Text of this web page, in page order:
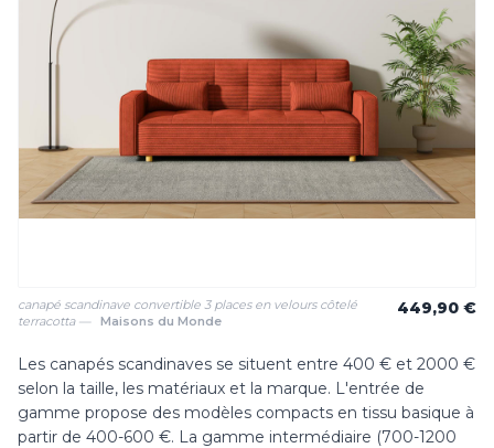
canapé scandinave convertible 3 places en velours côtelé
terracotta —
Maisons du Monde
449,90 €
Les canapés scandinaves se situent entre 400 € et 2000 €
selon la taille, les matériaux et la marque. L'entrée de
gamme propose des modèles compacts en tissu basique à
partir de 400-600 €. La gamme intermédiaire (700-1200